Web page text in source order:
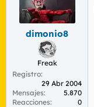
dimonio8
Freak
Registro
29 Abr 2004
Mensajes
5.870
Reacciones
0